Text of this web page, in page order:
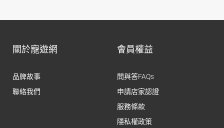
關於寵遊網
品牌故事
聯絡我們
會員權益
問與答FAQs
申請店家認證
服務條款
隱私權政策